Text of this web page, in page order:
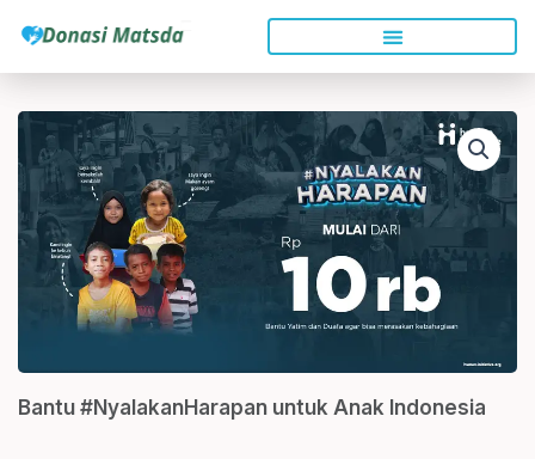
content
Bantu #NyalakanHarapan untuk Anak Indonesia